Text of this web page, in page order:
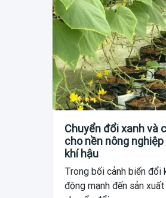
Chuyển đổi xanh và
cho nền nông
khí hậu
Trong bối cảnh biến đổi
động mạnh đến sản